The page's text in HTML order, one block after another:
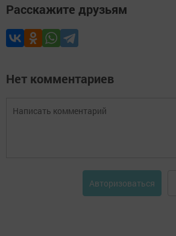
Расскажите друзьям
Нет комментариев
Авторизоваться